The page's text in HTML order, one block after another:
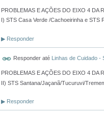
PROBLEMAS E AÇÕES DO EIXO 4 DA
I) STS Casa Verde /Cachoeirinha e STS
▶ Responder
Responder até Linhas de Cuidado -
PROBLEMAS E AÇÕES DO EIXO 4 DA
II) STS Santana/Jaçanã/Tucuruvi/
▶ Responder